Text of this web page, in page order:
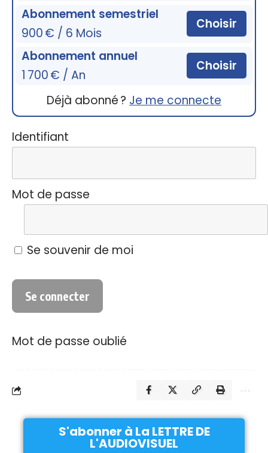
Abonnement semestriel
900 € / 6 Mois
Choisir
Abonnement annuel
1 700 € / An
Choisir
Déjà abonné ? Je me connecte
Identifiant
Mot de passe
Se souvenir de moi
Mot de passe oublié
S'abonner à La LETTRE DE
L'AUDIOVISUEL